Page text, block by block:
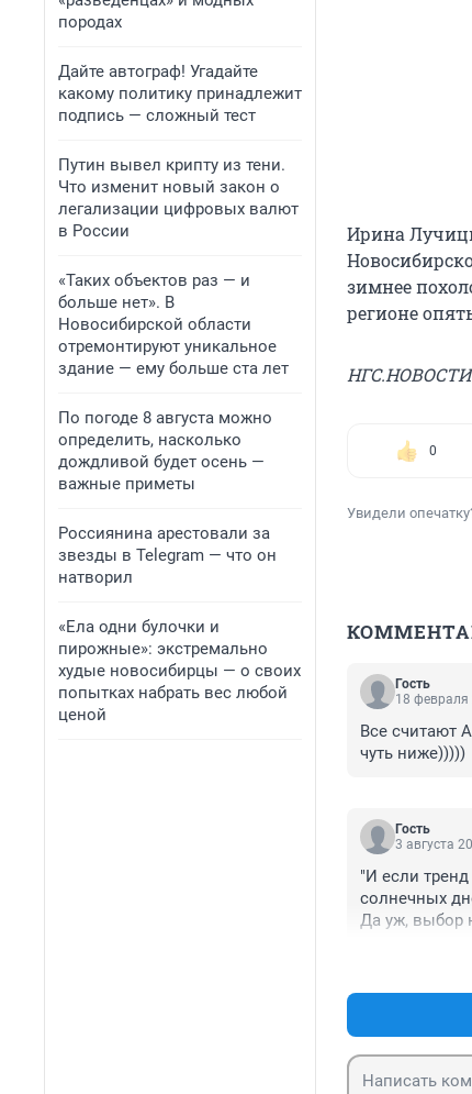
породах
Дайте автограф! Угадайте
какому политику принадлежит
подпись — сложный тест
Путин вывел крипту из тени.
Что изменит новый закон о
легализации цифровых валют
в России
«Таких объектов раз — и
больше нет». В
Новосибирской области
отремонтируют уникальное
здание — ему больше ста лет
По погоде 8 августа можно
определить, насколько
дождливой будет осень —
важные приметы
Россиянина арестовали за
звезды в Telegram — что он
натворил
«Ела одни булочки и
пирожные»: экстремально
худые новосибирцы — о своих
попытках набрать вес любой
ценой
Ирина
зимнее
регионе
НГС.НОВОСТИ
0
Увидели
Гость
18 февраля
Все считают
чуть ниже)))))
Гость
3 августа
"И если
солнечных
Да уж, выбор